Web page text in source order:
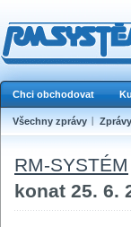
Chci obchodovat
Všechny zprávy
RM-SYSTÉM
konat 25. 6.